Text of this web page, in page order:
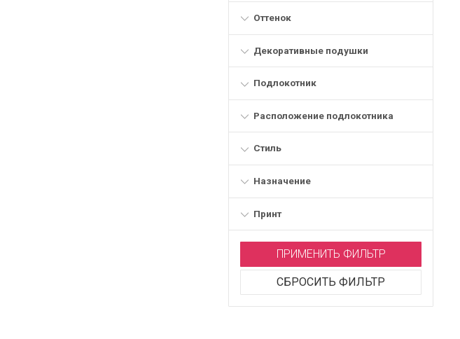
Оттенок
Декоративные подушки
Подлокотник
Расположение подлокотника
Стиль
Назначение
Принт
ПРИМЕНИТЬ ФИЛЬТР
СБРОСИТЬ ФИЛЬТР